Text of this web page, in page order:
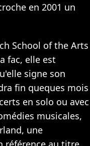
en 2001 un
School of the Arts
fac, elle est
signe son
fin queques mois
en solo ou avec
musicales,
une